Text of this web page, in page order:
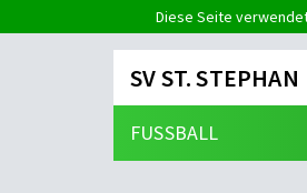
Diese Seite
SV ST. STEPHAN
FUSSBALL